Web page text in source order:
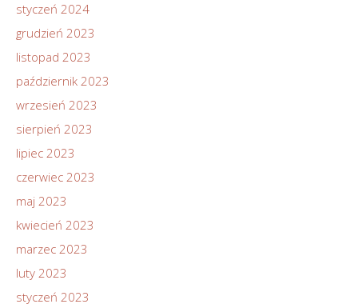
styczeń 2024
grudzień 2023
listopad 2023
październik 2023
wrzesień 2023
sierpień 2023
lipiec 2023
czerwiec 2023
maj 2023
kwiecień 2023
marzec 2023
luty 2023
styczeń 2023